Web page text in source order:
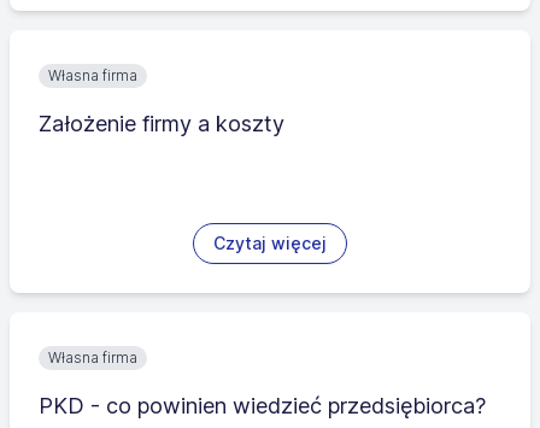
Własna firma
Założenie firmy a koszty
Czytaj więcej
Własna firma
PKD - co powinien wiedzieć przedsiębiorca?